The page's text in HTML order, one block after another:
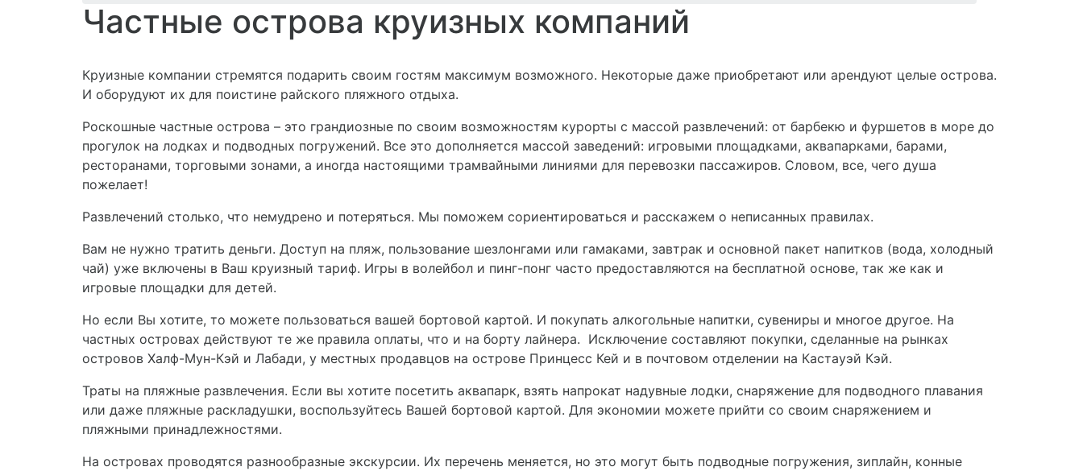
Частные острова круизных компаний
Круизные компании стремятся подарить своим гостям максимум возможного. Некоторые даже приобретают или арендуют целые острова.
И оборудуют их для поистине райского пляжного отдыха.
Роскошные частные острова – это грандиозные по своим возможностям курорты с массой развлечений: от барбекю и фуршетов в море до
прогулок на лодках и подводных погружений. Все это дополняется массой заведений: игровыми площадками, аквапарками, барами,
ресторанами, торговыми зонами, а иногда настоящими трамвайными линиями для перевозки пассажиров. Словом, все, чего душа
пожелает!
Развлечений столько, что немудрено и потеряться. Мы поможем сориентироваться и расскажем о неписанных правилах.
Вам не нужно тратить деньги. Доступ на пляж, пользование шезлонгами или гамаками, завтрак и основной пакет напитков (вода, холодный
чай) уже включены в Ваш круизный тариф. Игры в волейбол и пинг-понг часто предоставляются на бесплатной основе, так же как и
игровые площадки для детей.
Но если Вы хотите, то можете пользоваться вашей бортовой картой. И покупать алкогольные напитки, сувениры и многое другое. На
частных островах действуют те же правила оплаты, что и на борту лайнера. Исключение составляют покупки, сделанные на рынках
островов Халф-Мун-Кэй и Лабади, у местных продавцов на острове Принцесс Кей и в почтовом отделении на Кастауэй Кэй.
Траты на пляжные развлечения. Если вы хотите посетить аквапарк, взять напрокат надувные лодки, снаряжение для подводного плавания
или даже пляжные раскладушки, воспользуйтесь Вашей бортовой картой. Для экономии можете прийти со своим снаряжением и
пляжными принадлежностями.
На островах проводятся разнообразные экскурсии. Их перечень меняется, но это могут быть подводные погружения, зиплайн, конные